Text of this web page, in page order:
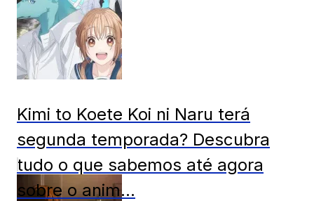
Kimi to Koete Koi ni Naru terá
segunda temporada? Descubra
tudo o que sabemos até agora
sobre o anim...